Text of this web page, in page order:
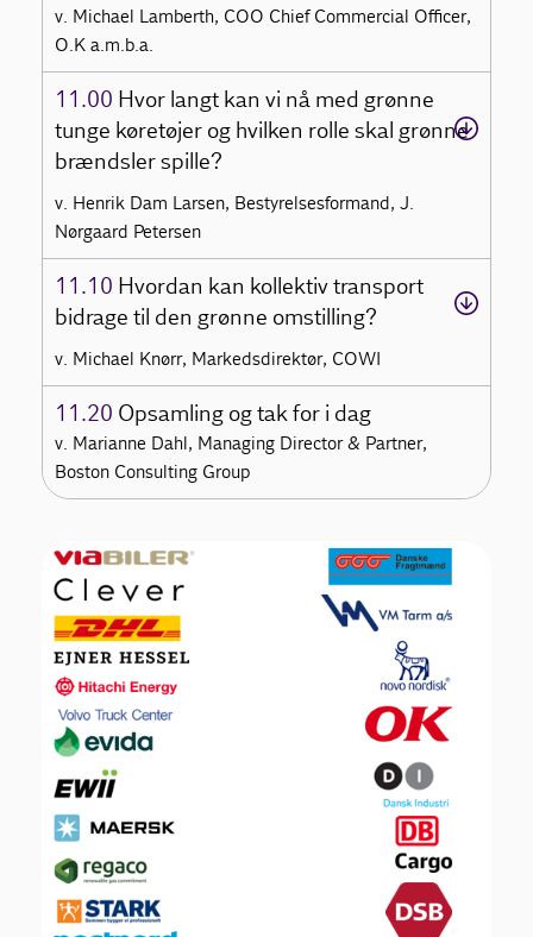
v. Michael Lamberth, COO Chief Commercial Officer,
O.K a.m.b.a.
11.00 Hvor langt kan vi nå med grønne
tunge køretøjer og hvilken rolle skal grønne
brændsler spille?
v. Henrik Dam Larsen, Bestyrelsesformand, J.
Nørgaard Petersen
11.10 Hvordan kan kollektiv transport
bidrage til den grønne omstilling?
v. Michael Knørr, Markedsdirektør, COWI
11.20 Opsamling og tak for i dag
v. Marianne Dahl, Managing Director & Partner,
Boston Consulting Group